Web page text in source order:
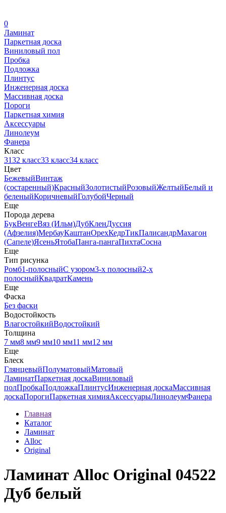
0
Ламинат
Паркетная доска
Виниловый пол
Пробка
Подложка
Плинтус
Инженерная доска
Массивная доска
Пороги
Паркетная химия
Аксессуары
Линолеум
Фанера
Класс
3132 класс33 класс34 класс
Цвет
БежевыйВинтаж
(состаренный)КрасныйЗолотистыйРозовыйЖелтыйБелый и
беленыйКоричневыйГолубойЧерный
Еще
Порода дерева
БукВенгеВяз (Ильм)ДубКленДуссия
(Афзелия)МербауКаштанОрехКедрТикПалисандрМахагон
(Сапеле)ЯсеньЯтобаПанга-пангаПихтаСосна
Еще
Тип рисунка
Ромб1-полосныйС узором3-х полосный2-х
полосныйКвадратКамень
Еще
Фаска
Без фаски
Водостойкость
ВлагостойкийВодостойкий
Толщина
7 мм8 мм9 мм10 мм11 мм12 мм
Еще
Блеск
ГлянцевыйПолуматовыйМатовый
ЛаминатПаркетная доскаВиниловый
полПробкаПодложкаПлинтусИнженерная доскаМассивная
доскаПорогиПаркетная химияАксессуарыЛинолеумФанера
Главная
Каталог
Ламинат
Alloc
Original
Ламинат Alloc Original 04522
Дуб белый